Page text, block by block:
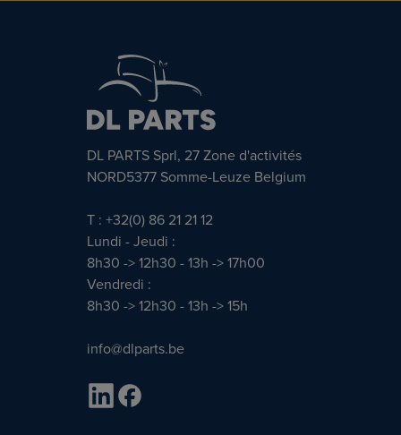
DL PARTS Sprl, 27 Zone d'activités
NORD5377 Somme-Leuze Belgium
T : +32(0) 86 21 21 12
Lundi - Jeudi :
8h30 -> 12h30 - 13h -> 17h00
Vendredi :
8h30 -> 12h30 - 13h -> 15h
info@dlparts.be